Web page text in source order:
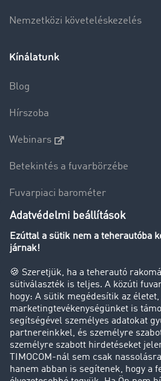
Nemzetközi követeléskezelés
Kínálatunk
Blog
Hírszoba
Webinars
Betekintés a fuvarbörzébe
Fuvarpiaci barométer
Transzportlexikon
Tehergépkocsi-forgalomkorlátozás
Cég
Sikertörténetek
Ügyfél hoz ügyfelet
Jogi információk